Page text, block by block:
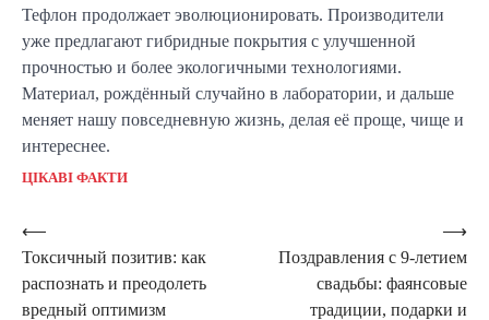
Тефлон продолжает эволюционировать. Производители
уже предлагают гибридные покрытия с улучшенной
прочностью и более экологичными технологиями.
Материал, рождённый случайно в лаборатории, и дальше
меняет нашу повседневную жизнь, делая её проще, чище и
интереснее.
ЦІКАВІ ФАКТИ
Навигация
по
записям
⟵
Токсичный позитив: как
распознать и преодолеть
вредный оптимизм
Поздравления с 9-летием
свадьбы: фаянсовые
традиции, подарки и
⟶